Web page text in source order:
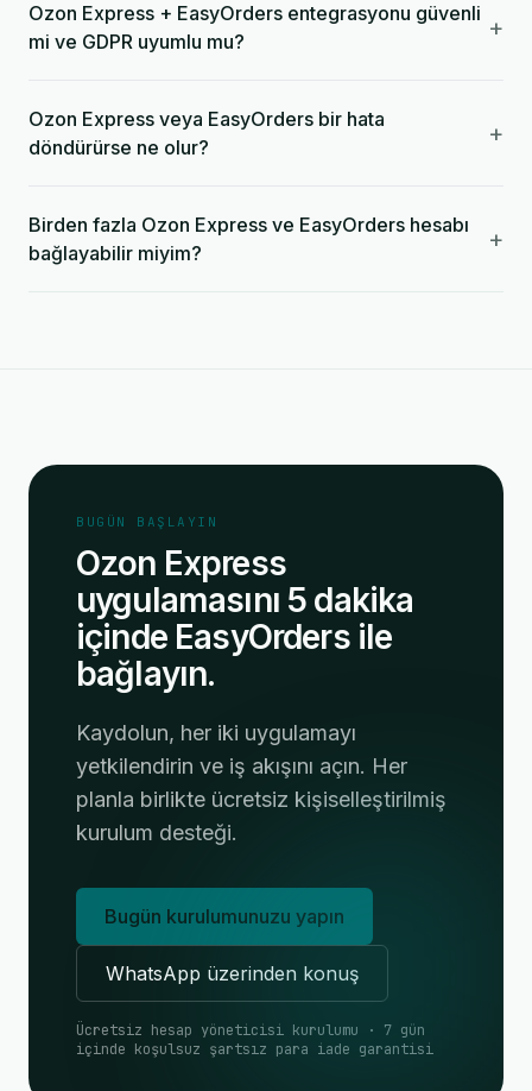
Ozon Express + EasyOrders entegrasyonu güvenli
mi ve GDPR uyumlu mu?
+
Ozon Express veya EasyOrders bir hata
döndürürse ne olur?
+
Birden fazla Ozon Express ve EasyOrders hesabı
bağlayabilir miyim?
+
BUGÜN BAŞLAYIN
Ozon Express
uygulamasını 5 dakika
içinde EasyOrders ile
bağlayın.
Kaydolun, her iki uygulamayı
yetkilendirin ve iş akışını açın. Her
planla birlikte ücretsiz kişiselleştirilmiş
kurulum desteği.
Bugün kurulumunuzu yapın
WhatsApp üzerinden konuş
Ücretsiz hesap yöneticisi kurulumu · 7 gün
içinde koşulsuz şartsız para iade garantisi